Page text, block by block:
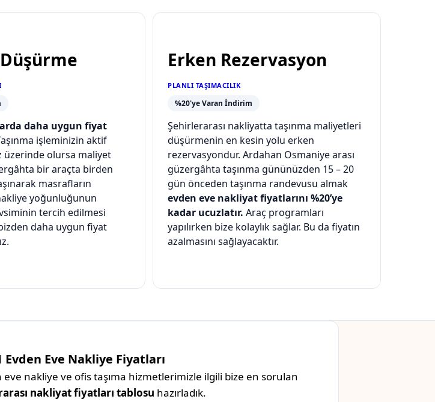
daha uygun fiyat
işleminizin aktif
üzerinde olursa maliyet
bir araçta birden
masrafların
yoğunluğunun
tercih edilmesi
daha uygun fiyat
Erken Rezervasyon
PLANLI TAŞIMACILIK
%20'ye Varan İndirim
Şehirlerarası nakliyatta taşınma maliyetleri
düşürmenin en kesin yolu erken
rezervasyondur. Ardahan Osmaniye arası
güzergâhta taşınma gününüzden 15 – 20
gün önceden taşınma randevusu almak
evden eve nakliyat fiyatlarını %20’ye
kadar ucuzlatır. Araç programları
yapılırken bize kolaylık sağlar. Bu da fiyatın
azalmasını sağlayacaktır.
Evden Eve Nakliye Fiyatları
nakliye ve ofis taşıma hizmetlerimizle ilgili bize en sorulan
nakliyat fiyatları tablosu hazırladık.